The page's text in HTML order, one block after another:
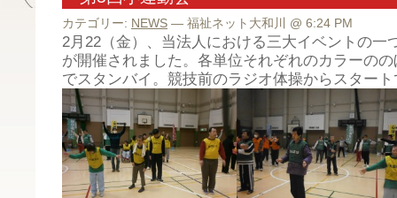
カテゴリー: NEWS — 福祉ネット大和川 @ 6:24 PM
2月22（金）、当法人における三大イベントの一
が開催されました。各単位それぞれのカラーの
でスタンバイ。競技前のラジオ体操からスター